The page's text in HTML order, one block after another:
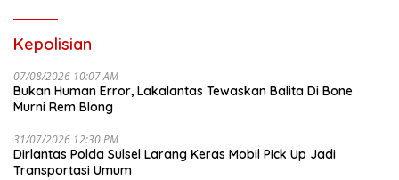
Kepolisian
07/08/2026 10:07 AM
Bukan Human Error, Lakalantas Tewaskan Balita Di Bone
Murni Rem Blong
31/07/2026 12:30 PM
Dirlantas Polda Sulsel Larang Keras Mobil Pick Up Jadi
Transportasi Umum